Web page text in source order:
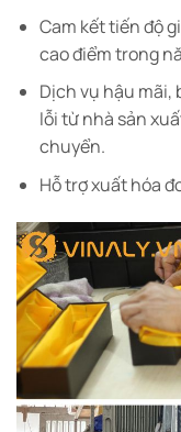
Cam kết tiến độ
cao điểm trong
Dịch vụ hậu mãi,
lỗi từ nhà sản
chuyển.
Hỗ trợ xuất hóa